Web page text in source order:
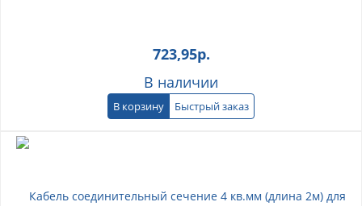
723,95р.
В наличии
В корзину Быстрый заказ